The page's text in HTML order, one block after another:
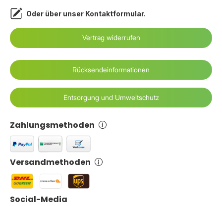
Oder über unser Kontaktformular.
Vertrag widerrufen
Zahlungsmethoden
Versandmethoden
Rücksendeinformationen
Entsorgung und Umweltschutz
Social-Media